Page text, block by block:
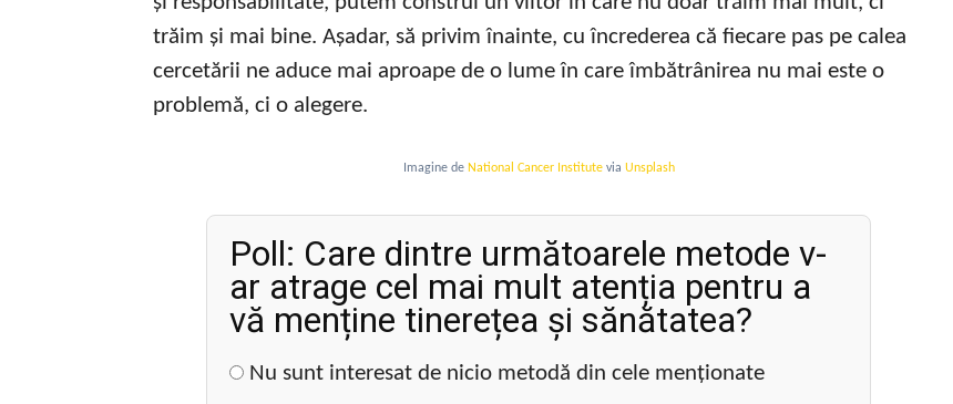
trăim și mai bine. Așadar, să privim înainte, cu încrederea că fiecare pas pe calea
cercetării ne aduce mai aproape de o lume în care îmbătrânirea nu mai este o
problemă, ci o alegere.
Imagine de National Cancer Institutevia Unsplash
Poll: Care dintre următoarele metode v-
ar atrage cel mai mult atenția pentru a
vă menține tinerețea și sănătatea?
Nu sunt interesat de nicio metodă din cele menționate